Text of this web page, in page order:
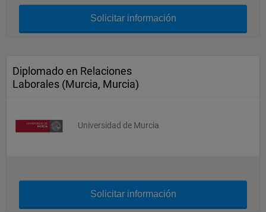
Solicitar información
Diplomado en Relaciones
Laborales (Murcia, Murcia)
Universidad de Murcia
Solicitar información